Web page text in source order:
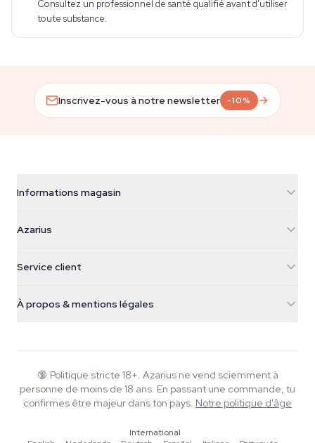
Consultez un professionnel de santé qualifié avant d'utiliser
toute substance.
Inscrivez-vous à notre newsletter -10%
Informations magasin
Galvaniweg 11
Nederland
+31(0)204897914
Azarius
Smokeshop
Service client
Politique de retour
Politique de confidentialité
À propos & mentions légales
Wiki
Musique
Normes éditoriales
🔞 Politique stricte 18+. Azarius ne vend sciemment à
personne de moins de 18 ans. En passant une commande, tu
confirmes être majeur dans ton pays. Notre politique d'âge
International